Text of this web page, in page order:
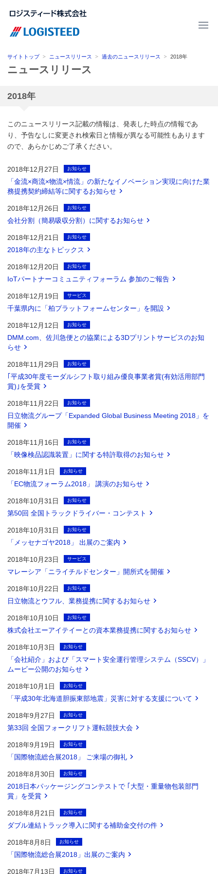
サイトトップ ニュースリリース 過去のニュースリリース 2018年
ニュースリリース
2018年
このニュースリリース記載の情報は、発表した時点の情報であ
り、予告なしに変更され検索日と情報が異なる可能性もあります
ので、あらかじめご了承ください。
2018年12月27日 お知らせ
「金流×商流×物流×情流」の新たなイノベーション実現に向けた業
務提携契約締結等に関するお知らせ
2018年12月26日 お知らせ
会社分割（簡易吸収分割）に関するお知らせ
2018年12月21日 お知らせ
2018年の主なトピックス
2018年12月20日 お知らせ
IoTパートナーコミュニティフォーラム 参加のご報告
2018年12月19日 サービス
千葉県内に「柏プラットフォームセンター」を開設
2018年12月12日 お知らせ
DMM.com、佐川急便との協業による3Dプリントサービスのお知
らせ
2018年11月29日 お知らせ
｢平成30年度モーダルシフト取り組み優良事業者賞(有効活用部門
賞)｣を受賞
2018年11月22日 お知らせ
日立物流グループ「Expanded Global Business Meeting 2018」を
開催
2018年11月16日 お知らせ
「映像検品認識装置」に関する特許取得のお知らせ
2018年11月1日 お知らせ
「EC物流フォーラム2018」 講演のお知らせ
2018年10月31日 お知らせ
第50回 全国トラックドライバー・コンテスト
2018年10月31日 お知らせ
「メッセナゴヤ2018」 出展のご案内
2018年10月23日 サービス
マレーシア「ニライチルドセンター」開所式を開催
2018年10月22日 お知らせ
日立物流とウフル、業務提携に関するお知らせ
2018年10月10日 お知らせ
株式会社エーアイテイーとの資本業務提携に関するお知らせ
2018年10月3日 お知らせ
「会社紹介」および「スマート安全運行管理システム（SSCV）」
ムービー公開のお知らせ
2018年10月1日 お知らせ
「平成30年北海道胆振東部地震」災害に対する支援について
2018年9月27日 お知らせ
第33回 全国フォークリフト運転競技大会
2018年9月19日 お知らせ
「国際物流総合展2018」 ご来場の御礼
2018年8月30日 お知らせ
2018日本パッケージングコンテストで ｢大型・重量物包装部門
賞」を受賞
2018年8月21日 お知らせ
ダブル連結トラック導入に関する補助金交付の件
2018年8月8日 お知らせ
「国際物流総合展2018」出展のご案内
2018年7月13日 お知らせ